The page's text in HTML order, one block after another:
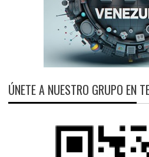
ÚNETE A NUESTRO GRUPO EN